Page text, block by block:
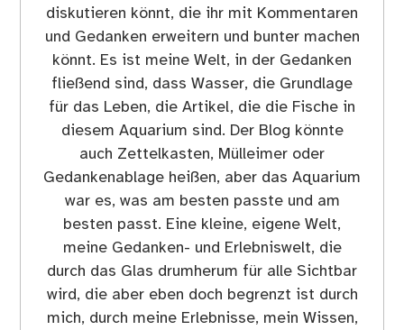
diskutieren könnt, die ihr mit Kommentaren
und Gedanken erweitern und bunter machen
könnt. Es ist meine Welt, in der Gedanken
fließend sind, dass Wasser, die Grundlage
für das Leben, die Artikel, die die Fische in
diesem Aquarium sind. Der Blog könnte
auch Zettelkasten, Mülleimer oder
Gedankenablage heißen, aber das Aquarium
war es, was am besten passte und am
besten passt. Eine kleine, eigene Welt,
meine Gedanken- und Erlebniswelt, die
durch das Glas drumherum für alle Sichtbar
wird, die aber eben doch begrenzt ist durch
mich, durch meine Erlebnisse, mein Wissen,